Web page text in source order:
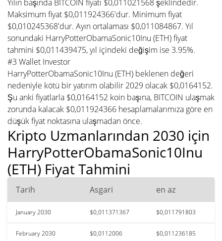
Yılın başında BITCOIN fiyatı $0,011021568 şeklindedir.
Maksimum fiyat $0,011924366'dur. Minimum fiyat
$0,010245368'dur. Ayın ortalaması $0,011084867. Yıl
sonundaki HarryPotterObamaSonic10Inu (ETH) fiyat
tahmini $0,011439475, yıl içindeki değişim ise 3.95%.
#3 Wallet Investor
HarryPotterObamaSonic10Inu (ETH) beklenen değeri
nedeniyle kötü bir yatırım olabilir 2029 olacak $0,0164152.
Şu anki fiyatlarla $0,0164152 koin başına, BITCOIN ulaşmak
zorunda kalacak $0,011924366 hesaplamalarımıza göre en
düşük fiyat noktasına ulaşmadan önce.
Kripto Uzmanlarından 2030 için
HarryPotterObamaSonic10Inu
(ETH) Fiyat Tahmini
Tarih Asgari en az
January 2030 $0,011371367 $0,011791803
February 2030 $0,0112006 $0,011236185